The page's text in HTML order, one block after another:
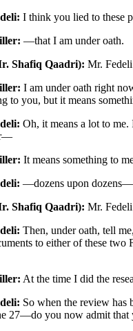
I think you lied to these
—that I am under oath.
Shafiq Qaadri): Mr.
I am under oath right
to you, but it means
Oh, it means a lot to me.
It means something to
—dozens upon dozens—
Shafiq Qaadri): Mr.
Then, under oath, tell
to either of these two
At the time I did the
So when the review has
27—do you now admit that